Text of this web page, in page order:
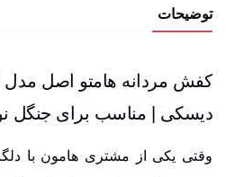
توضیحات
دیسکی | مناسب برای جنگل
وقتی یکی از مشتری هامون با